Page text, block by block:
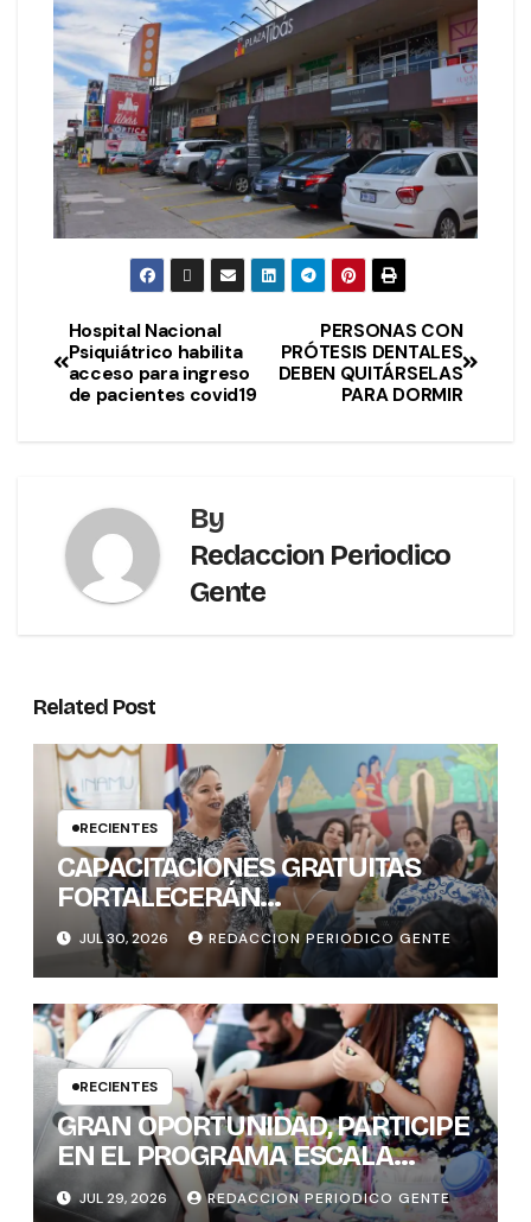
PERSONAS CON
PRÓTESIS DENTALES
DEBEN QUITÁRSELAS
PARA DORMIR
Hospital Nacional
Psiquiátrico habilita
acceso para ingreso
de pacientes covid19
By
Redaccion Periodico
Gente
Related Post
RECIENTES
CAPACITACIONES GRATUITAS
FORTALECERÁN
CONOCIMIENTOS Y
HABILIDADES BLANDAS DE LAS
MUJERES POLÍTICAS
JUL 30, 2026 REDACCION PERIODICO GENTE
RECIENTES
GRAN OPORTUNIDAD, PARTICIPE
EN EL PROGRAMA ESCALA
PYME SOSTENIBLE
JUL 29, 2026 REDACCION PERIODICO GENTE